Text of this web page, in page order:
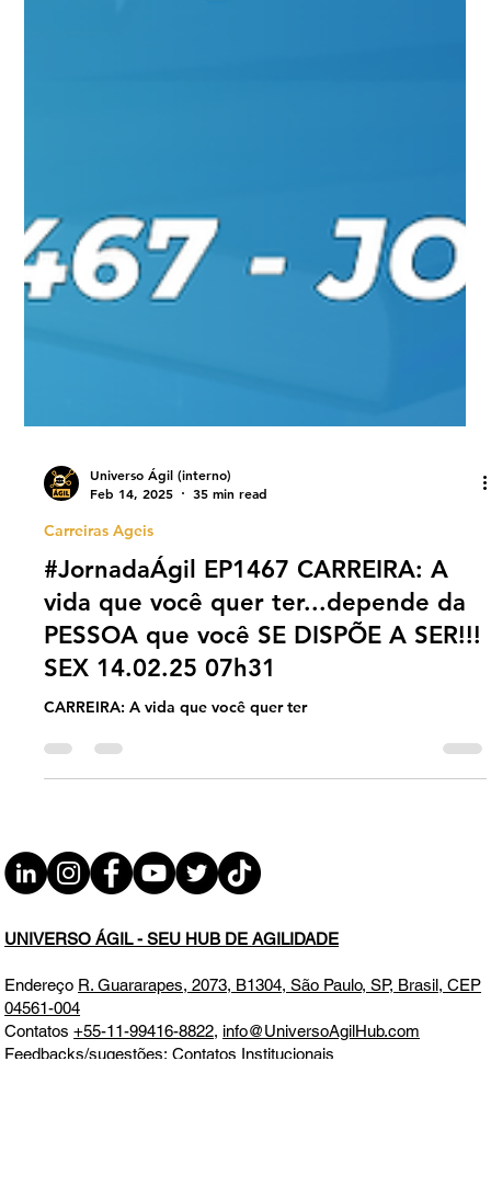
Feb 14, 2025
Carreiras Ageis
#JornadaÁgil EP1467 CARREIRA: A
vida que você quer ter...depende da
PESSOA que você SE DISPÕE A SER!!!
SEX 14.02.25 07h31
CARREIRA: A vida que você quer ter
UNIVERSO ÁGIL - SEU HUB DE AGILIDADE
EndereçoR. Guararapes, 2073, B1304, São Paulo, SP, Brasil, CEP
04561-004